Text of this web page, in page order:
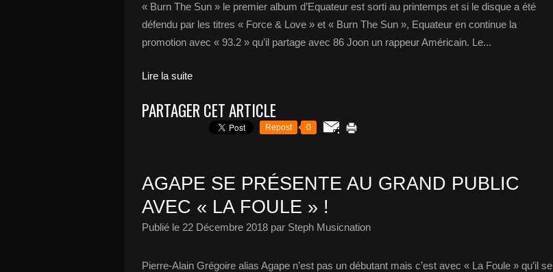
« Burn The Sun » le premier album d’Equateur est sorti au printemps et si le disque a été
défendu par les titres « Force & Love » et « Burn The Sun », Equateur en continue la
promotion avec « 93.2 » qu’il partage avec 86 Joon un rappeur Américain. Le...
Lire la suite
PARTAGER CET ARTICLE
Repost 0
AGAPE SE PRÉSENTE AU GRAND PUBLIC
AVEC « LA FOULE » !
Publié le 22 Décembre 2018 par Steph Musicnation
Pierre-Alain Grégoire alias Agape n’est pas un débutant mais c’est avec « La Foule » qu’il se